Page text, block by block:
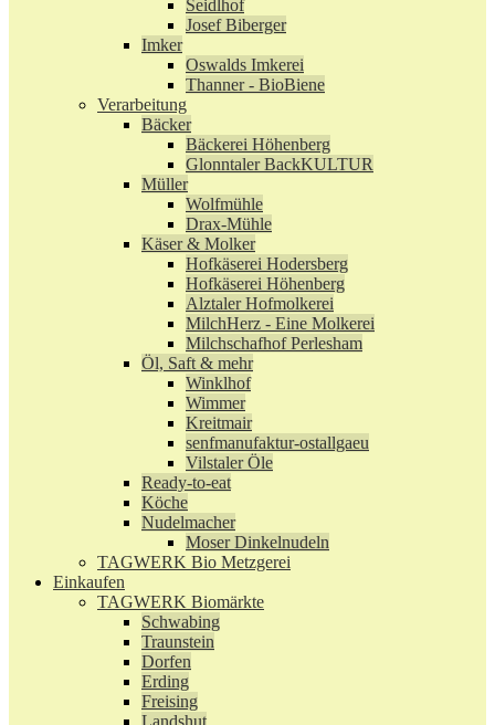
Seidlhof
Josef Biberger
Imker
Oswalds Imkerei
Thanner - BioBiene
Verarbeitung
Bäcker
Bäckerei Höhenberg
Glonntaler BackKULTUR
Müller
Wolfmühle
Drax-Mühle
Käser & Molker
Hofkäserei Hodersberg
Hofkäserei Höhenberg
Alztaler Hofmolkerei
MilchHerz - Eine Molkerei
Milchschafhof Perlesham
Öl, Saft & mehr
Winklhof
Wimmer
Kreitmair
senfmanufaktur-ostallgaeu
Vilstaler Öle
Ready-to-eat
Köche
Nudelmacher
Moser Dinkelnudeln
TAGWERK Bio Metzgerei
Einkaufen
TAGWERK Biomärkte
Schwabing
Traunstein
Dorfen
Erding
Freising
Landshut